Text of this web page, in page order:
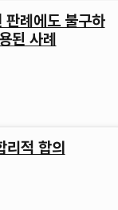
판례에도 불구하
된 사례
리적 합의